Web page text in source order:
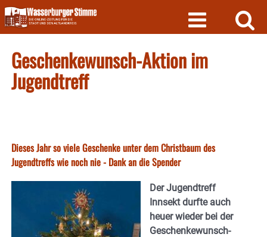
Skip
to
content
Geschenkewunsch-Aktion im
Jugendtreff
Dieses Jahr so viele Geschenke unter dem Christbaum des
Jugendtreffs wie noch nie - Dank an die Spender
Der Jugendtreff
Innsekt durfte auch
heuer wieder bei der
Geschenkewunsch-